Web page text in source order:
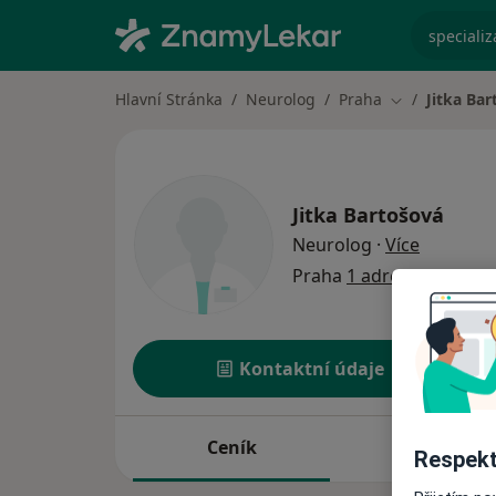
Hlavní Stránka Neurolog Praha Změna města
Jitka
Jitka Bartošová
Neurolog · Více
Praha 1 adresa
Kontaktní údaje
Ceník Adresy